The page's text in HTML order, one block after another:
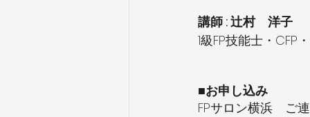
講師 : 辻村　洋子
1級FP技能士・CFP
■お申し込み
FPサロン横浜　ご